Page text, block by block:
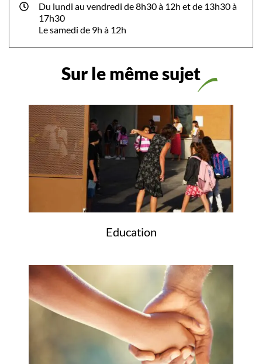
Du lundi au vendredi de 8h30 à 12h et de 13h30 à
17h30
Le samedi de 9h à 12h
Sur le même sujet
Education